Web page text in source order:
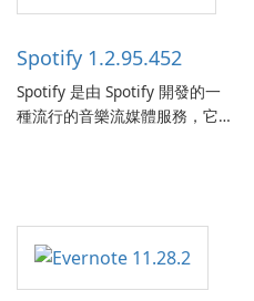
Spotify 1.2.95.452
Spotify 是由 Spotify 開發的一
種流行的音樂流媒體服務，它
提供無縫的音樂體驗，讓他們
發現、流式傳輸和欣賞他們最